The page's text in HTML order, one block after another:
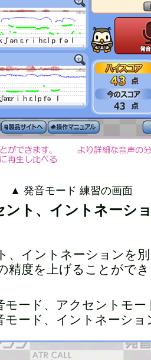
▲ 発音モード 練習の画面
ント、イントネーシ
、イントネーションを
精度を上げることがで
ード、アクセントモー
ード、イントネーショ